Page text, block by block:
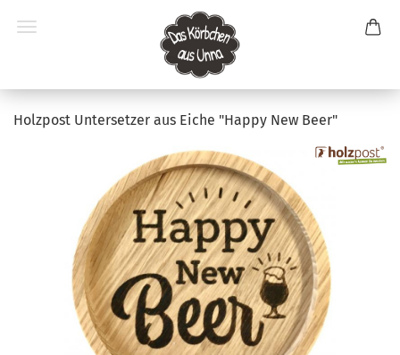
Holzpost Untersetzer aus Eiche "Happy New Beer"